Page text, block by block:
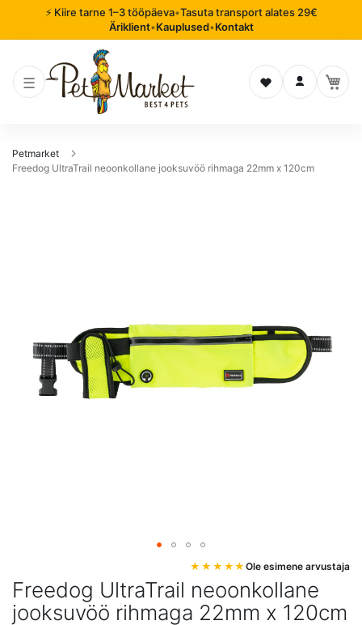
⚡ Kiire tarne 1–3 tööpäeva•Tasuta transport alates 29€
Äriklient•Kauplused•Kontakt
Soovinimekiri
Logi sisse
Petmarket
Freedog UltraTrail neoonkollane jooksuvöö rihmaga 22mm x 120cm
Freedog UltraTrail neoonkollane
jooksuvöö rihmaga 22mm x 120cm
Ole esimene arvustaja
pildigalerii
algusesse